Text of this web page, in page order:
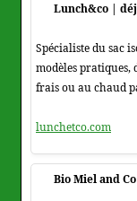
Lunch&co |
Spécialiste du sac
modèles pratiques,
frais ou au chaud
lunchetco.com
Bio Miel and Co